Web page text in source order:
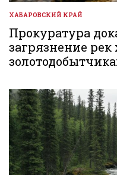
ОПУБЛИКОВАНО
В
ХАБАРОВСКИЙ КРАЙ
Прокуратура
загрязнение